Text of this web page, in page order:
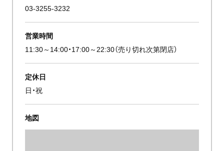
03-3255-3232
営業時間
11:30～14:00・17:00～22:30（売り切れ次第閉店）
定休日
日・祝
地図